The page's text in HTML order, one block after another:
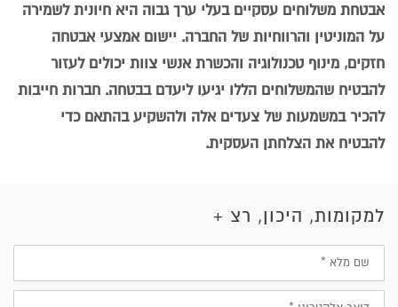
אבטחת משלוחים עסקיים בעלי ערך גבוה היא חיונית לשמירה
על המוניטין והרווחיות של החברה. יישום אמצעי אבטחה
חזקים, מינוף טכנולוגיה והכשרת אנשי צוות יכולים לעזור
להבטיח שהמשלוחים הללו יגיעו ליעדם בבטחה. חברות חייבות
להכיר במשמעות של צעדים אלה ולהשקיע בהתאם כדי
להבטיח את הצלחתן העסקית.
למקומות, היכון, רצ +
שם
מלא
דוא״ל